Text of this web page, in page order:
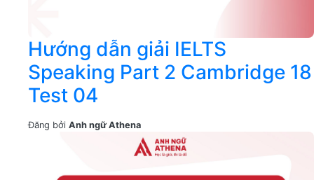
Hướng dẫn giải IELTS
Speaking Part 2 Cambridge 18
Test 04
Đăng bởi Anh ngữ Athena